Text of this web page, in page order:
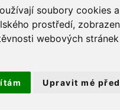
soubory cookies
prostředí,
webových
Upravit mé